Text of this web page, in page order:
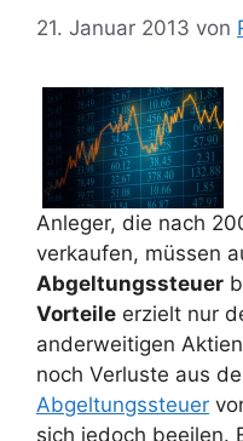
21. Januar 2013 von
Anleger, die nach
verkaufen, müssen
Abgeltungssteuer
Vorteile erzielt nur
anderweitigen
noch Verluste aus
Abgeltungssteuer
sich jedoch beeilen.